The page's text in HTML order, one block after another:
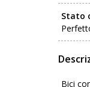
Stato
Bici